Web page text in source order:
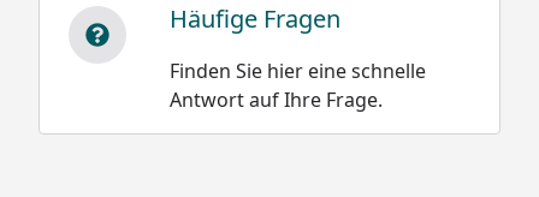
Häufige Fragen
Finden Sie hier eine schnelle
Antwort auf Ihre Frage.